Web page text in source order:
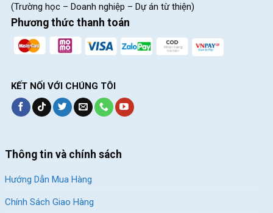
(Trường học – Doanh nghiệp – Dự án từ thiện)
Phương thức thanh toán
KẾT NỐI VỚI CHÚNG TÔI
Thông tin và chính sách
Hướng Dẫn Mua Hàng
Chính Sách Giao Hàng